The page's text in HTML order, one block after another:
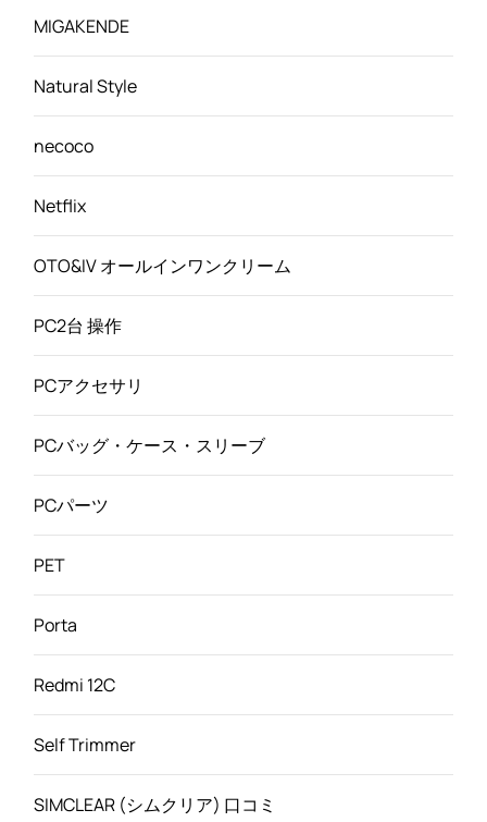
MIGAKENDE
Natural Style
necoco
Netflix
OTO&IV オールインワンクリーム
PC2台 操作
PCアクセサリ
PCバッグ・ケース・スリーブ
PCパーツ
PET
Porta
Redmi 12C
Self Trimmer
SIMCLEAR (シムクリア) 口コミ